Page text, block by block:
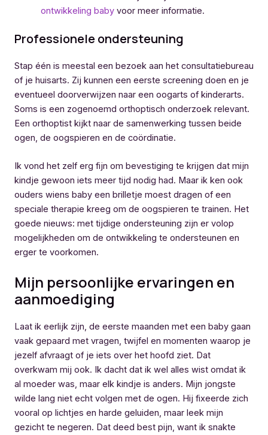
ontwikkeling babyvoor meer informatie.
Professionele ondersteuning
Stap één is meestal een bezoek aan het consultatiebureau
of je huisarts. Zij kunnen een eerste screening doen en je
eventueel doorverwijzen naar een oogarts of kinderarts.
Soms is een zogenoemd orthoptisch onderzoek relevant.
Een orthoptist kijkt naar de samenwerking tussen beide
ogen, de oogspieren en de coördinatie.
Ik vond het zelf erg fijn om bevestiging te krijgen dat mijn
kindje gewoon iets meer tijd nodig had. Maar ik ken ook
ouders wiens baby een brilletje moest dragen of een
speciale therapie kreeg om de oogspieren te trainen. Het
goede nieuws: met tijdige ondersteuning zijn er volop
mogelijkheden om de ontwikkeling te ondersteunen en
erger te voorkomen.
Mijn persoonlijke ervaringen en
aanmoediging
Laat ik eerlijk zijn, de eerste maanden met een baby gaan
vaak gepaard met vragen, twijfel en momenten waarop je
jezelf afvraagt of je iets over het hoofd ziet. Dat
overkwam mij ook. Ik dacht dat ik wel alles wist omdat ik
al moeder was, maar elk kindje is anders. Mijn jongste
wilde lang niet echt volgen met de ogen. Hij fixeerde zich
vooral op lichtjes en harde geluiden, maar leek mijn
gezicht te negeren. Dat deed best pijn, want ik snakte